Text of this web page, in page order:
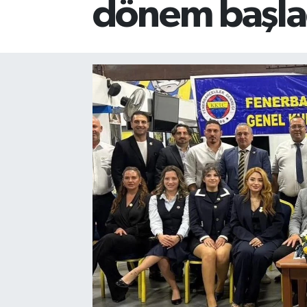
dönem